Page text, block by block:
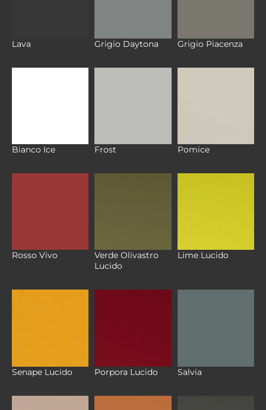
Lava Grigio Daytona Grigio Piacenza
Bianco Ice Frost Pomice
Rosso Vivo
Verde Olivastro
Lucido
Lime Lucido
Senape Lucido Porpora Lucido Salvia